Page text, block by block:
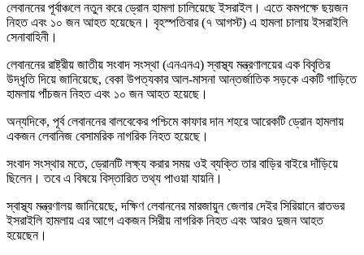
লেবাননের পূর্বাঞ্চলে নতুন করে ড্রোন হামলা চালিয়েছে ইসরাইল। এতে কমপক্ষে ছয়জন
নিহত এবং ১০ জন আহত হয়েছেন। বৃহস্পতিবার (৭ আগস্ট) এ হামলা চালায় ইসরাইলি
সেনাবাহিনী।
লেবাননের রাষ্ট্রীয় জাতীয় সংবাদ সংস্থা (এনএনএ) স্বাস্থ্য মন্ত্রণালয়ের এক বিবৃতির
উদ্ধৃতি দিয়ে জানিয়েছে, বেকা উপত্যকার আল-মাসনা আন্তর্জাতিক সড়কে একটি গাড়িতে
হামলায় পাঁচজন নিহত এবং ১০ জন আহত হয়েছে।
অন্যদিকে, পূর্ব লেবাননের বালবেকের পশ্চিমে কাফার দান শহরে আরেকটি ড্রোন হামলায়
একজন লেবানিজ বেসামরিক নাগরিক নিহত হয়েছে।
সংবাদ সংস্থার মতে, ড্রোনটি লক্ষ্য করার সময় ওই ব্যক্তি তার বাড়ির বাইরে দাঁড়িয়ে
ছিলেন। তবে এ বিষয়ে বিস্তারিত তথ্য পাওয়া যায়নি।
স্বাস্থ্য মন্ত্রণালয় জানিয়েছে, দক্ষিণ লেবাননের মারজায়ুন জেলার দেইর সিরিয়ানে রাতভর
ইসরাইলি হামলায় এর আগে একজন সিরীয় নাগরিক নিহত এবং আরও দুজন আহত
হয়েছেন।